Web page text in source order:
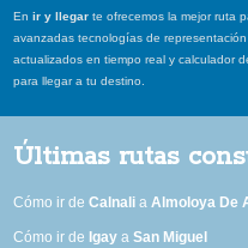
Enir y llegar te ofrecemos la mejor ruta
avanzadas tecnologías de
actualizados en tiempo real y calculador
para llegar a tu destino.
Últimas rutas
Cómo ir deCalnali aAlmoloya De
Cómo ir de Igay aSan Miguel